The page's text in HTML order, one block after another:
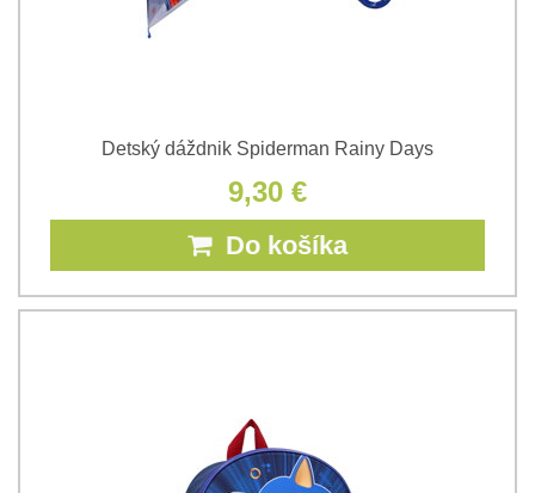
Detský dáždnik Spiderman Rainy Days
9,30 €
Do košíka